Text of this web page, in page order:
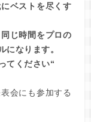
ベストを尽くす
じ時間をプロの
になります。
てください“
会にも参加する